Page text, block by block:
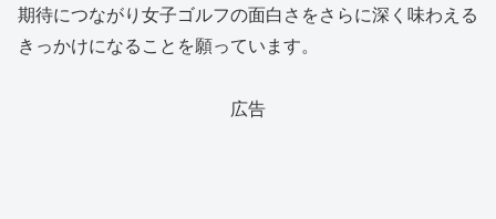
期待につながり女子ゴルフの面白さをさらに深く味わえる
きっかけになることを願っています。
広告